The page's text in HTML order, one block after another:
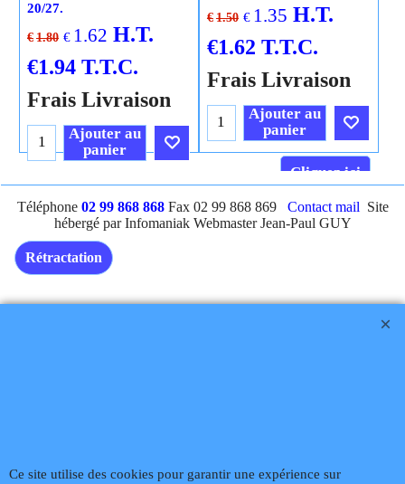
€ 1.80 € 1.62 H.T.
€1.94 T.T.C.
Frais Livraison
20/27.
Ajouter au
panier
€ 1.50 € 1.35 H.T.
€1.62 T.T.C.
Frais Livraison
Ajouter au
panier
Cliquez ici
Téléphone 02 99 868 868Fax 02 99 868 869 Contact mail Site
hébergé par Infomaniak Webmaster Jean-Paul GUY
Rétractation
Ce site utilise des cookies pour garantir une expérience sur